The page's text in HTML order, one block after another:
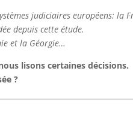
judiciaires européens: la
depuis cette étude.
et la Géorgie…
lisons certaines décisions.
?